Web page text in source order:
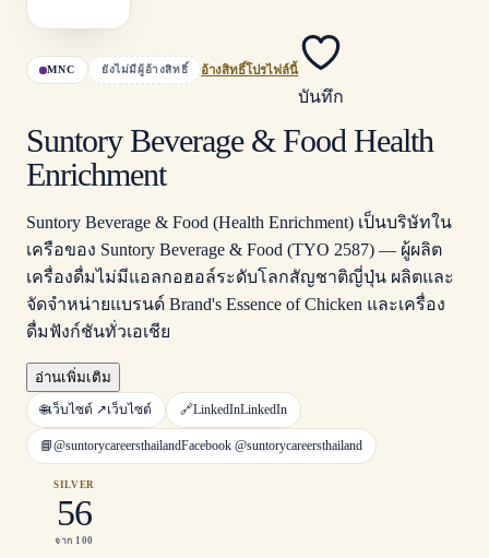
MNC ยังไม่มีผู้อ้างสิทธิ์ อ้างสิทธิ์โปรไฟล์นี้
บันทึก
Suntory Beverage & Food Health
Enrichment
Suntory Beverage & Food (Health Enrichment) เป็นบริษัทใน
เครือของ Suntory Beverage & Food (TYO 2587) — ผู้ผลิต
เครื่องดื่มไม่มีแอลกอฮอล์ระดับโลกสัญชาติญี่ปุ่น ผลิตและ
จัดจำหน่ายแบรนด์ Brand's Essence of Chicken และเครื่อง
ดื่มฟังก์ชันทั่วเอเชีย
อ่านเพิ่มเติม
🌐เว็บไซต์ ↗เว็บไซต์ 🔗LinkedInLinkedIn
📘@suntorycareersthailandFacebook @suntorycareersthailand
SILVER
56
จาก 100